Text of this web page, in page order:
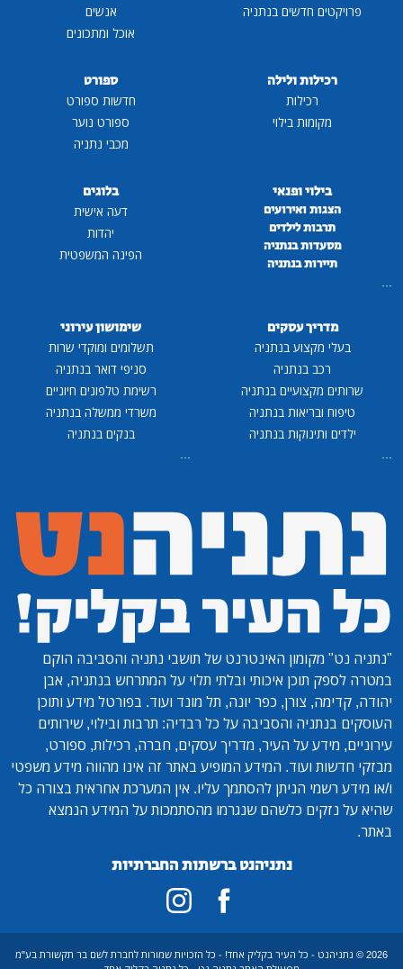
פרויקטים חדשים בנתניה
אנשים
אוכל ומתכונים
רכילות ולילה
רכילות
מקומות בילוי
ספורט
חדשות ספורט
ספורט נוער
מכבי נתניה
בילוי ופנאי
הצגות ואירועים
תרבות לילדים
מסעדות בנתניה
תיירות בנתניה
...
בלוגים
דעה אישית
יהדות
הפינה המשפטית
מדריך עסקים
בעלי מקצוע בנתניה
רכב בנתניה
שרותים מקצועיים בנתניה
טיפוח ובריאות בנתניה
ילדים ותינוקות בנתניה
...
שימושון עירוני
תשלומים ומוקדי שרות
סניפי דואר בנתניה
רשימת טלפונים חיוניים
משרדי ממשלה בנתניה
בנקים בנתניה
...
"נתניה נט" מקומון האינטרנט של תושבי נתניה והסביבה הוקם
במטרה לספק תוכן איכותי ובלתי תלוי על המתרחש בנתניה, אבן
יהודה, קדימה, צורן, כפר יונה, תל מונד ועוד. בפורטל מידע ותוכן
העוסקים בנתניה והסביבה על כל רבדיה: תרבות ובילוי, שירותים
עירוניים, מידע על העיר, מדריך עסקים, חברה, רכילות, ספורט,
מבזקי חדשות ועוד. המידע המופיע באתר זה אינו מהווה מידע משפטי
ו/או מידע רשמי הניתן להסתמך עליו. אין המערכת אחראית בצורה כל
שהיא על נזקים כלשהם שנגרמו מהסתמכות על המידע הנמצא
באתר.
נתניהנט ברשתות החברתיות
2026 © נתניהנט - כל העיר בקליק אחד! - כל הזכויות שמורות לחברת לשם בר תקשורת בע"מ